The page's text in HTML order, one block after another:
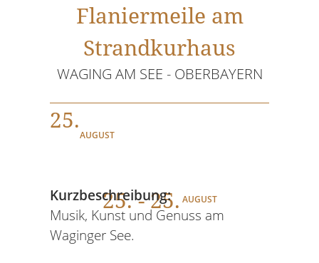
Flaniermeile am
Strandkurhaus
WAGING AM SEE - OBERBAYERN
25.
AUGUST
25. - 25. AUGUST
Kurzbeschreibung:
Musik, Kunst und Genuss am
Waginger See.